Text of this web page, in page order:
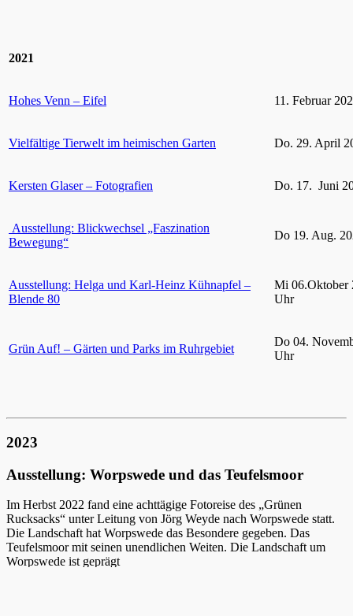
2021
Hohes Venn – Eifel 11. Februar
Vielfältige Tierwelt im heimischen Garten Do. 29. April
Kersten Glaser – Fotografien Do. 17. Juni
Ausstellung: Blickwechsel „Faszination
Bewegung“
Do 19. Aug.
Ausstellung: Helga und Karl-Heinz Kühnapfel –
Blende 80
Mi 06.Oktober
Uhr
Grün Auf! – Gärten und Parks im Ruhrgebiet
Do 04.
Uhr
2023
Ausstellung: Worpswede und das Teufelsmoor
Im Herbst 2022 fand eine achttägige Fotoreise des „Grünen
Rucksacks“ unter Leitung von Jörg Weyde nach Worpswede statt.
Die Landschaft hat Worpswede das Besondere gegeben. Das
Teufelsmoor mit seinen unendlichen Weiten. Die Landschaft um
Worpswede ist geprägt